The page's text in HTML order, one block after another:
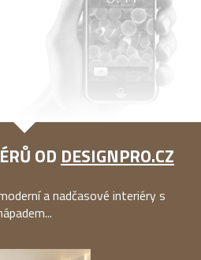
OD DESIGNPRO.CZ
a nadčasové interiéry s